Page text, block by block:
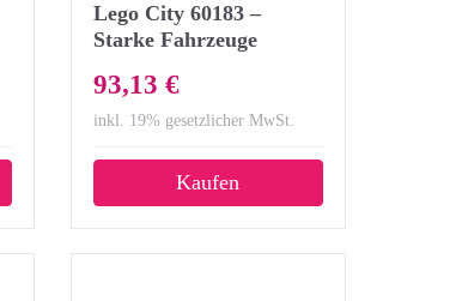
Lego City 60183 –
Starke Fahrzeuge
Beliebtes
Kinderspielzeug
93,13 €
inkl. 19% gesetzlicher MwSt.
Kaufen